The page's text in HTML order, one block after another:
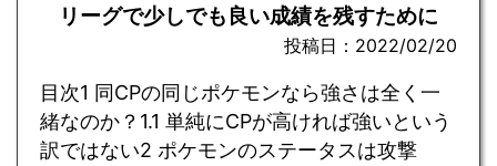
リーグで少しでも良い成績を残すために
投稿日：2022/02/20
目次1 同CPの同じポケモンなら強さは全く一
緒なのか？1.1 単純にCPが高ければ強いという
訳ではない2 ポケモンのステータスは攻撃